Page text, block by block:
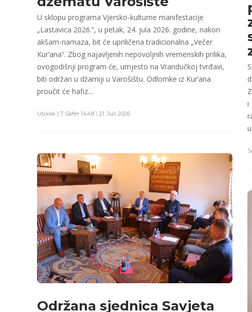
U sklopu programa Vjersko-kulturne manifestacije
„Lastavica 2026.“, u petak, 24. jula 2026. godine, nakon
akšam-namaza, bit će upriličena tradicionalna „Večer
Kur’ana“. Zbog najavljenih nepovoljnih vremenskih prilika,
ovogodišnji program će, umjesto na Vrandučkoj tvrđavi,
biti održan u džamiji u Varošištu. Odlomke iz Kur’ana
proučit će hafiz…
Utorak | 7. Safer 1448 \ 21. Juli 2026
i
Održana sjednica Savjeta